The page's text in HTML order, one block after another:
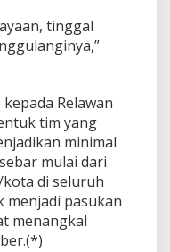
tinggal
Relawan
tim yang
minimal
mulai dari
di seluruh
menjadi pasukan
menangkal